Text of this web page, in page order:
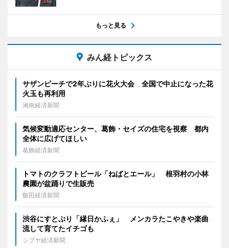
もっと見る
みん経トピックス
サザンビーチで2年ぶりに花火大会 全国で中止になった花
火玉も再利用
湘南経済新聞
気候変動適応センター、葛飾・セイズの住宅を視察 都内
全体に広げてほしい
葛飾経済新聞
トマトのクラフトビール「ねばとエール」 根羽村の小林
農園が盆踊りで生販売
飯田経済新聞
渋谷にすとぷり「縁日かふぇ」 メンカラたこやきや楽曲
流して育てたイチゴも
シブヤ経済新聞